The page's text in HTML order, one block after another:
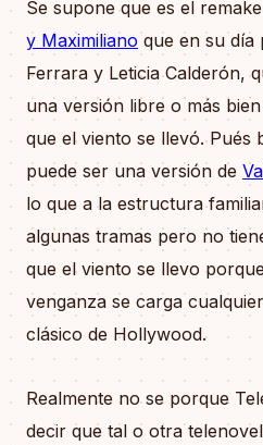
Se supone que es el
y Maximilianoque en su día
Ferrara y Leticia Calderón,
una versión libre o más
que el viento se llevó. Pués
puede ser una versión de
lo que a la estructura
algunas tramas pero no
que el viento se llevo
venganza se carga
clásico de Hollywood.
Realmente no se porque
decir que tal o otra